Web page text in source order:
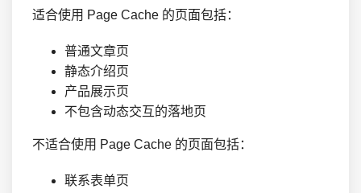
适合使用 Page Cache 的页面包括：
普通文章页
静态介绍页
产品展示页
不包含动态交互的落地页
不适合使用 Page Cache 的页面包括：
联系表单页